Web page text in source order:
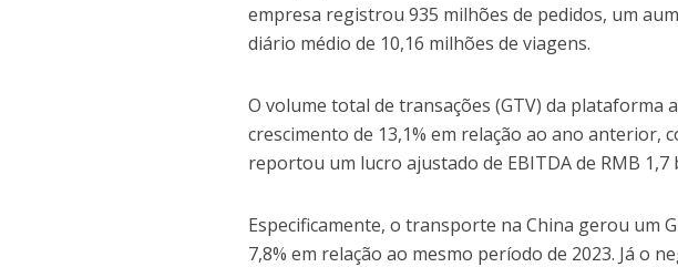
empresa registrou 935 milhões de pedidos, um
diário médio de 10,16 milhões de viagens.
O volume total de transações (GTV) da
crescimento de 13,1% em relação ao ano anterior,
reportou um lucro ajustado de EBITDA de RMB
Especificamente, o transporte na China gerou um
7,8% em relação ao mesmo período de 2023. Já o